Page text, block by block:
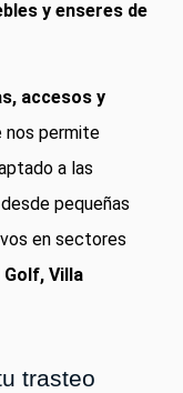
y enseres de
accesos y
nos permite
a las
pequeñas
en sectores
Villa
trasteo